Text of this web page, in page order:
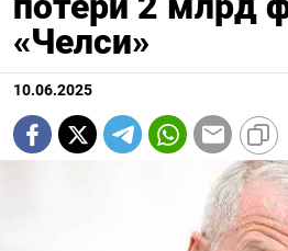
«Челси»
10.06.2025